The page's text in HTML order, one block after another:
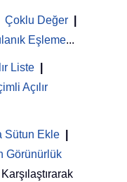
Çoklu Değer
Eşleme...
Liste
Açılır
Sütun Ekle
Görünürlük